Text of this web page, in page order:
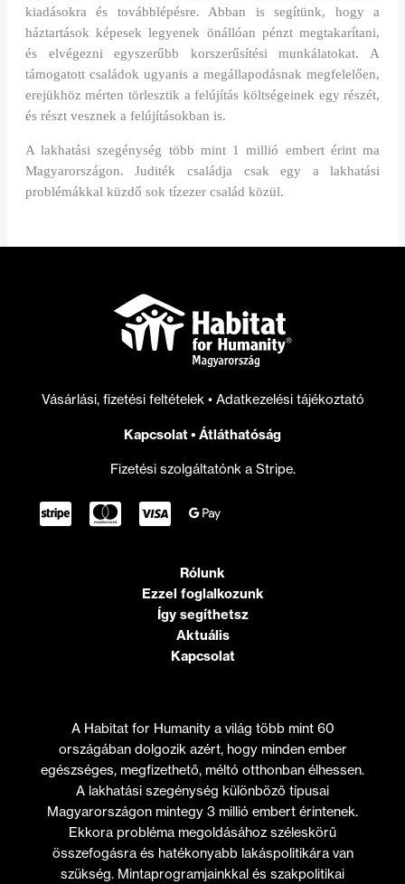
kiadásokra és továbblépésre. Abban is segítünk, hogy a
háztartások képesek legyenek önállóan pénzt megtakarítani,
és elvégezni egyszerűbb korszerűsítési munkálatokat. A
támogatott családok ugyanis a megállapodásnak megfelelően,
erejükhöz mérten törlesztik a felújítás költségeinek egy részét,
és részt vesznek a felújításokban is.
A lakhatási szegénység több mint 1 millió embert érint ma
Magyarországon. Juditék családja csak egy a lakhatási
problémákkal küzdő sok tízezer család közül.
Vásárlási, fizetési feltételek • Adatkezelési tájékoztató
Kapcsolat• Átláthatóság
Fizetési szolgáltatónk a Stripe.
Rólunk
Ezzel foglalkozunk
Így segíthetsz
Aktuális
Kapcsolat
A Habitat for Humanity a világ több mint 60
országában dolgozik azért, hogy minden ember
egészséges, megfizethető, méltó otthonban élhessen.
A lakhatási szegénység különböző típusai
Magyarországon mintegy 3 millió embert érintenek.
Ekkora probléma megoldásához széleskörű
összefogásra és hatékonyabb lakáspolitikára van
szükség. Mintaprogramjainkkal és szakpolitikai